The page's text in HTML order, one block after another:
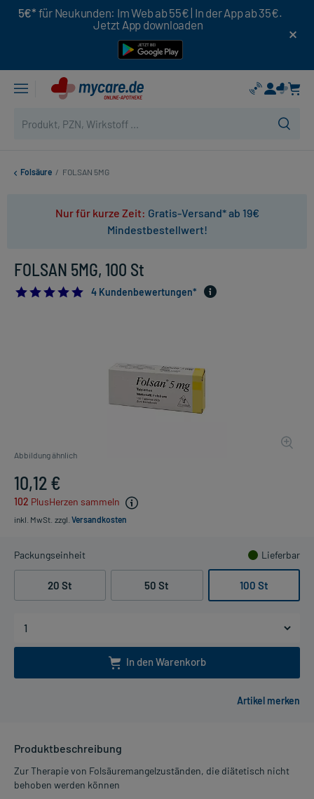
5€* für Neukunden: Im Web ab 55€ | In der App ab 35€.
Jetzt App downloaden
Folsäure / FOLSAN 5MG
Nur für kurze Zeit: Gratis-Versand* ab 19€
Mindestbestellwert!
FOLSAN 5MG, 100 St
5.0
4 Kundenbewertungen*
Abbildung ähnlich
10,12 €
102 PlusHerzen sammeln
inkl. MwSt. zzgl. Versandkosten
Packungseinheit Lieferbar
20 St 50 St 100 St
In den Warenkorb
Produktbeschreibung
Zur Therapie von Folsäuremangelzuständen, die diätetisch nicht
behoben werden können